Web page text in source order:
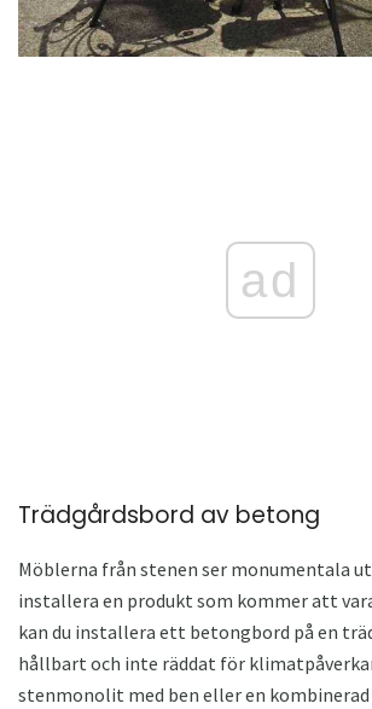
ad
Trädgårdsbord av betong
Möblerna från stenen ser monumentala
installera en produkt som kommer att
kan du installera ett betongbord på en
hållbart och inte räddat för
stenmonolit med ben eller en kombinerad